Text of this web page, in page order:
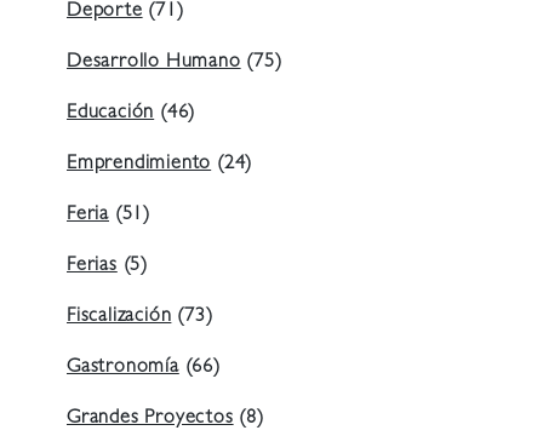
Deporte(71)
Desarrollo Humano(75)
Educación(46)
Emprendimiento(24)
Feria (51)
Ferias(5)
Fiscalización(73)
Gastronomía(66)
Grandes Proyectos(8)